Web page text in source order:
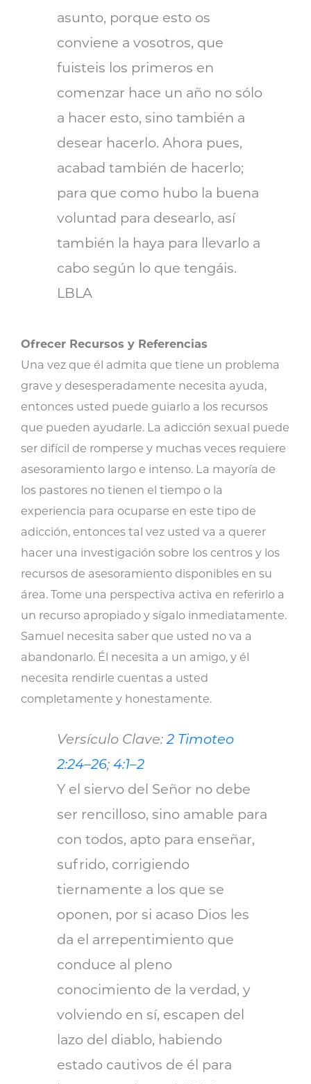
asunto, porque esto os
conviene a vosotros, que
fuisteis los primeros en
comenzar hace un año no sólo
a hacer esto, sino también a
desear hacerlo. Ahora pues,
acabad también de hacerlo;
para que como hubo la buena
voluntad para desearlo, así
también la haya para llevarlo a
cabo según lo que tengáis.
LBLA
Ofrecer Recursos y Referencias
Una vez que él admita que tiene un problema
grave y desesperadamente necesita ayuda,
entonces usted puede guiarlo a los recursos
que pueden ayudarle. La adicción sexual puede
ser difícil de romperse y muchas veces requiere
asesoramiento largo e intenso. La mayoría de
los pastores no tienen el tiempo o la
experiencia para ocuparse en este tipo de
adicción, entonces tal vez usted va a querer
hacer una investigación sobre los centros y los
recursos de asesoramiento disponibles en su
área. Tome una perspectiva activa en referirlo a
un recurso apropiado y sígalo inmediatamente.
Samuel necesita saber que usted no va a
abandonarlo. Él necesita a un amigo, y él
necesita rendirle cuentas a usted
completamente y honestamente.
Versículo Clave:2 Timoteo
2:24–26;4:1–2
Y el siervo del Señor no debe
ser rencilloso, sino amable para
con todos, apto para enseñar,
sufrido, corrigiendo
tiernamente a los que se
oponen, por si acaso Dios les
da el arrepentimiento que
conduce al pleno
conocimiento de la verdad, y
volviendo en sí, escapen del
lazo del diablo, habiendo
estado cautivos de él para